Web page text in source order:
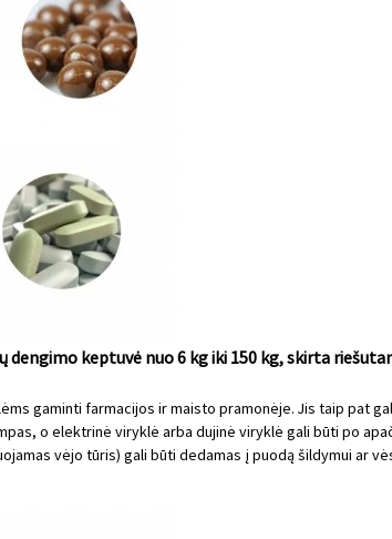
keptuvė nuo 6 kg iki 150 kg, skirta
gaminti farmacijos ir maisto pramonėje. Jis taip pat
o elektrinė viryklė arba dujinė viryklė gali būti po
vėjo tūris) gali būti dedamas į puodą šildymui ar